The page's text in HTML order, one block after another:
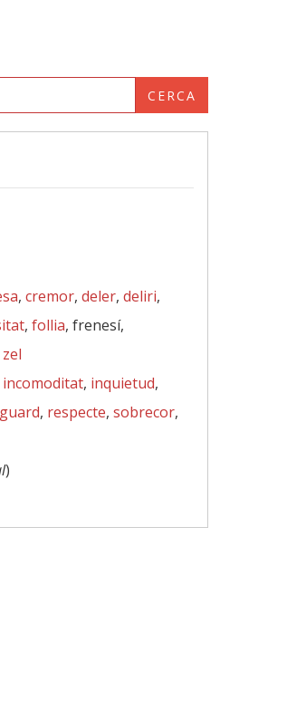
CERCA
, cremor, deler, deliri,
, follia, frenesí,
zel
incomoditat, inquietud,
, respecte, sobrecor,
)